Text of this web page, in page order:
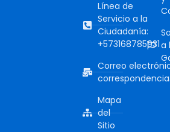
Línea de
Servicio a la
Ciudadanía:
+573168785931
Correo
Mapa
del
Sitio
a